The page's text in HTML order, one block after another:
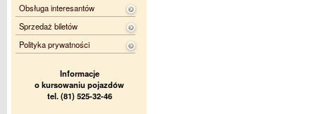
Obsługa interesantów
Sprzedaż biletów
Polityka prywatności
Informacje
o kursowaniu pojazdów
tel. (81) 525-32-46